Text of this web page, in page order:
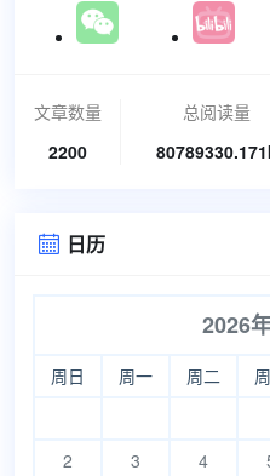
文章数量
2200
总阅读量
 日历
2026
周日 周一 周二
2
3 4